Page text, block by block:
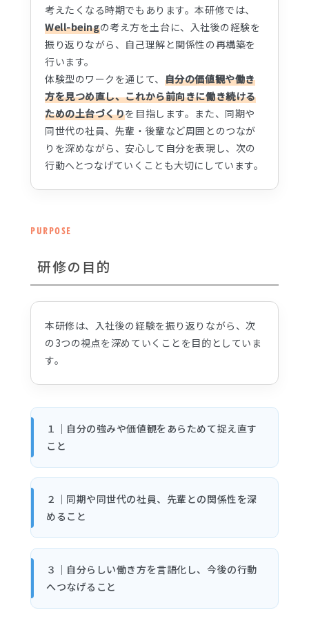
考えたくなる時期でもあります。本研修では、
Well-beingの考え方を土台に、入社後の経験を
振り返りながら、自己理解と関係性の再構築を
行います。
体験型のワークを通じて、 自分の価値観や働き
方を見つめ直し、これから前向きに働き続ける
ための土台づくりを目指します。また、同期や
同世代の社員、先輩・後輩など周囲とのつなが
りを深めながら、安心して自分を表現し、次の
行動へとつなげていくことも大切にしています。
PURPOSE
研修の目的
本研修は、入社後の経験を振り返りながら、次
の3つの視点を深めていくことを目的としていま
す。
１｜自分の強みや価値観をあらためて捉え直す
こと
２｜同期や同世代の社員、先輩との関係性を深
めること
３｜自分らしい働き方を言語化し、今後の行動
へつなげること